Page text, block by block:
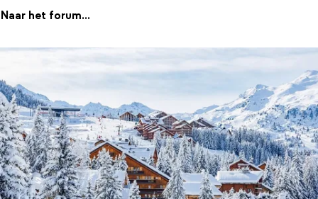
Naar het forum...